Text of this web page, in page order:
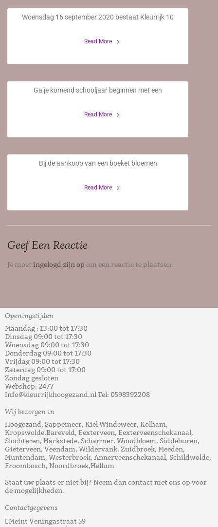
Woensdag 16 september 2020 bestaat Kleurrijk 10
Read More
7 September 2020
Ga je komend schooljaar beginnen met een
Read More
9 Juni 2020
Bij de aankoop van een boeket bloemen
Read More
20 Januari 2020
Geef Een Reactie
Je moet ingelogd zijn op om een reactie te plaatsen.
Openingstijden
Maandag : 13:00 tot 17:30
Dinsdag 09:00 tot 17:30
Woensdag 09:00 tot 17:30
Donderdag 09:00 tot 17:30
Vrijdag 09:00 tot 17:30
Zaterdag 09:00 tot 17:00
Zondag gesloten
Webshop: 24/7
Info@kleurrijkhoogezand.nl Tel: 0598392208
Wij bezorgen in
Hoogezand, Sappemeer, Kiel Windeweer, Kolham,
Kropswolde,Bareveld, Eexterveen, Eexterveenschekanaal,
Slochteren, Harkstede, Scharmer, Woudbloem, Siddeburen,
Gieterveen, Veendam, Wildervank, Zuidbroek, Meeden,
Muntendam, Westerbroek, Annerveenschekanaal, Schildwolde,
Froombosch, Noordbroek,Hellum
Staat uw plaats er niet bij? Neem dan contact met ons op voor
de mogelijkheden.
Contactgegevens
Meint Veningastraat 59